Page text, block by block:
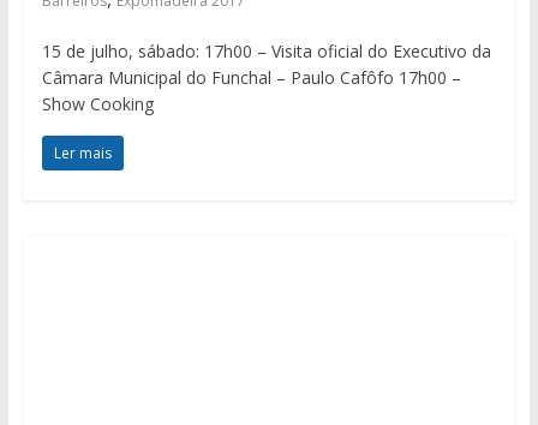
15 de julho, sábado: 17h00 – Visita oficial do Executivo da
Câmara Municipal do Funchal – Paulo Cafôfo 17h00 –
Show Cooking
Ler mais